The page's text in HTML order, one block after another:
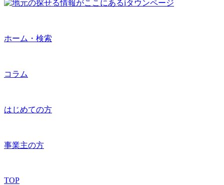
ホーム・検索
コラム
はじめての方
事業主の方
TOP